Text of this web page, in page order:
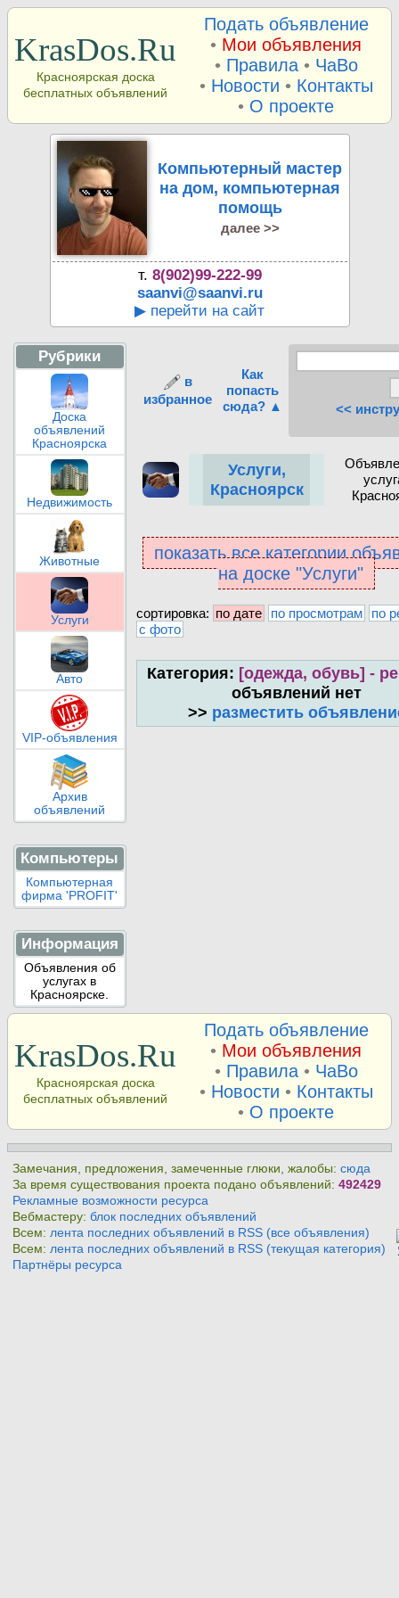
KrasDos.Ru
Красноярская доска
бесплатных объявлений
Подать объявление
• Мои объявления
• Правила• ЧаВо
• Новости • Контакты
• О проекте
Компьютерный мастер
на дом, компьютерная
помощь
далее >>
т. 8(902)99-222-99
saanvi@saanvi.ru
▶ перейти на сайт
Рубрики
Доска
объявлений
Красноярска
Недвижимость
Животные
Услуги
Авто
VIP-объявления
Архив
объявлений
Компьютеры
Компьютерная
фирма 'PROFIT'
Информация
Объявления об
услугах в
Красноярске.
в
избранное
Как
попасть
сюда? ▲
<<
Услуги,
Красноярск
показать все категории
на доске "Услуги"
сортировка: по дате по просмотрам
по
с фото
Категория: [одежда, обувь] -
объявлений нет
>> разместить
KrasDos.Ru
Красноярская доска
бесплатных объявлений
Подать объявление
• Мои объявления
• Правила• ЧаВо
• Новости • Контакты
• О проекте
Замечания, предложения, замеченные глюки, жалобы:сюда
За время существования проекта подано объявлений:492429
Рекламные возможности ресурса
Вебмастеру:блок последних объявлений
Всем: лента последних объявлений в RSS (все объявления)
Всем: лента последних объявлений в RSS (текущая категория)
Партнёры ресурса